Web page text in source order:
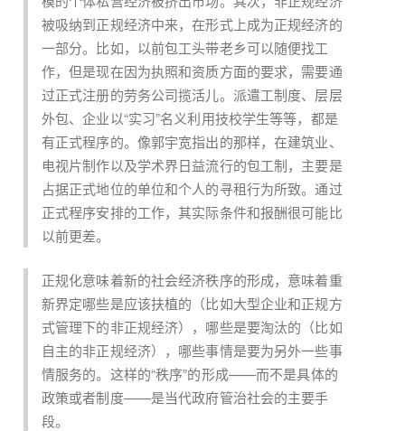
被吸纳到正规经济中来，在形式上成为正规经济的
一部分。比如，以前包工头带老乡可以随便找工
作，但是现在因为执照和资质方面的要求，需要通
过正式注册的劳务公司揽活儿。派遣工制度、层层
外包、企业以“实习”名义利用技校学生等等，都是
有正式程序的。像郭宇宽指出的那样，在建筑业、
电视片制作以及学术界日益流行的包工制，主要是
占据正式地位的单位和个人的寻租行为所致。通过
正式程序安排的工作，其实际条件和报酬很可能比
以前更差。
正规化意味着新的社会经济秩序的形成，意味着重
新界定哪些是应该扶植的（比如大型企业和正规方
式管理下的非正规经济），哪些是要淘汰的（比如
自主的非正规经济），哪些事情是要为另外一些事
情服务的。这样的“秩序”的形成——而不是具体的
政策或者制度——是当代政府管治社会的主要手
段。